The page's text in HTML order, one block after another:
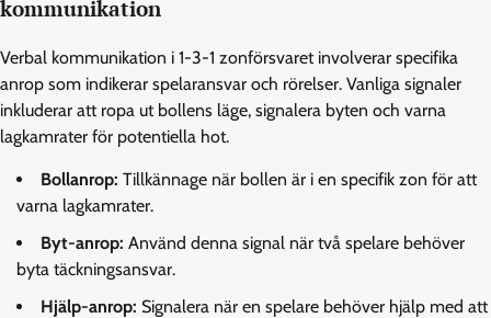
kommunikation
Verbal kommunikation i 1-3-1 zonförsvaret involverar specifika
anrop som indikerar spelaransvar och rörelser. Vanliga signaler
inkluderar att ropa ut bollens läge, signalera byten och varna
lagkamrater för potentiella hot.
Bollanrop: Tillkännage när bollen är i en specifik zon för att
varna lagkamrater.
Byt-anrop: Använd denna signal när två spelare behöver
byta täckningsansvar.
Hjälp-anrop: Signalera när en spelare behöver hjälp med att